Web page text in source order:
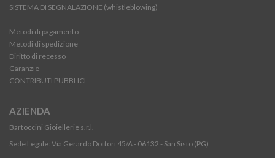
SISTEMA DI SEGNALAZIONE (whistleblowing)
Metodi di pagamento
Metodi di spedizione
Diritto di recesso
Garanzie
CONTRIBUTI PUBBLICI
AZIENDA
Bartoccini Gioiellerie s.r.l.
Sede Legale: Via Gerardo Dottori 45/A - 06132 - San Sisto (PG)